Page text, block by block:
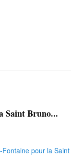
Saint Bruno...